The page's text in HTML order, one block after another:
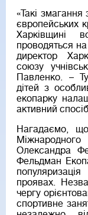
«Такі змагання
європейських
Харківщині
проводяться
директор
союзу
Павленко. –
дітей з
екопарку
активний
Нагадаємо,
Олександра
Фельдман
проявах.
чергу
спортивне